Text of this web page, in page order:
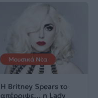
Μουσικά Νέα
Η Britney Spears το
απέρριψε… η Lady